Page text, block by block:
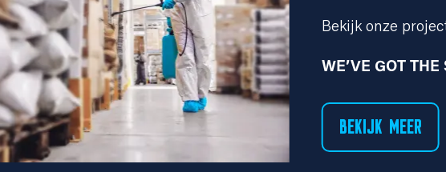
Bekijk onze
WE’VE GOT THE
BEKIJK MEER